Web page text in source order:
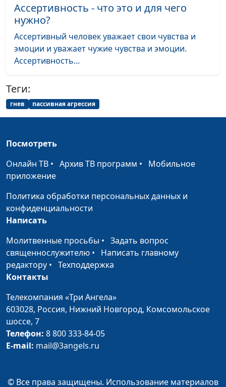
Как выбирать
спутника жизни
Юлия Синицына, Алина
практический психолог
Как выйти из
Психогигиена: как
укрепить свое
здоровье
Караченцева,
Страх общения — как
его преодолеть?
Юлия Синицына,
Как принять плохое в
своей жизни
Стыд и вина —
чувства-сигналы
Юлия Синицына,
Айгуль Иншакова,
Как определить, что
собеседник врёт
Юлия Синицына,
Айгуль Иншакова,
Прокрастинация: это
плохо или хорошо?
Ассертивность - что это и для чего
нужно?
Ассертивный человек уважает свои чувства и
эмоции и уважает чужие чувства и эмоции.
Ассертивность...
Теги:
гнев пассивная агрессия
Посмотреть
Онлайн ТВ • Архив ТВ программ • Мобильное
приложение
Политика обработки персональных данных и
конфиденциальности
Написать
Молитвенные просьбы • Задать вопрос
священнослужителю • Написать главному
редактору • Техподдержка
Контакты
Телекомпания «Три Ангела»
603028, Россия, Нижний Новгород, Комсомольское
шоссе, 7
Телефон: 8 800 333-84-05
E-mail: mail@3angels.ru
© Все права защищены. Использование материалов